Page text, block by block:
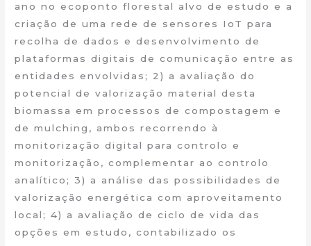
ano no ecoponto florestal alvo de estudo e a
criação de uma rede de sensores IoT para
recolha de dados e desenvolvimento de
plataformas digitais de comunicação entre as
entidades envolvidas; 2) a avaliação do
potencial de valorização material desta
biomassa em processos de compostagem e
de mulching, ambos recorrendo à
monitorização digital para controlo e
monitorização, complementar ao controlo
analítico; 3) a análise das possibilidades de
valorização energética com aproveitamento
local; 4) a avaliação de ciclo de vida das
opções em estudo, contabilizado os